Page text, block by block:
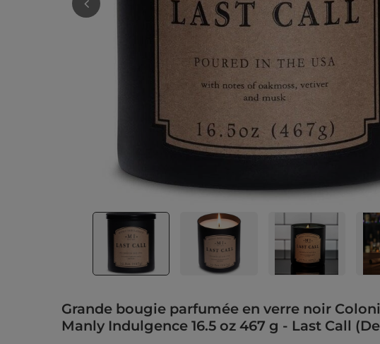
Grande bougie parfumée en verre noir
Manly Indulgence 16.5 oz 467 g - Last Call